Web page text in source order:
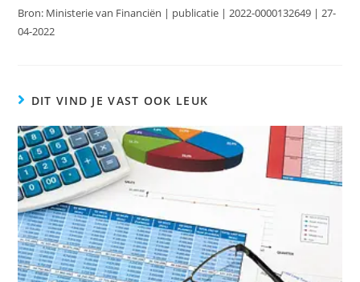
Bron: Ministerie van Financiën | publicatie | 2022-0000132649 | 27-
04-2022
DIT VIND JE VAST OOK LEUK